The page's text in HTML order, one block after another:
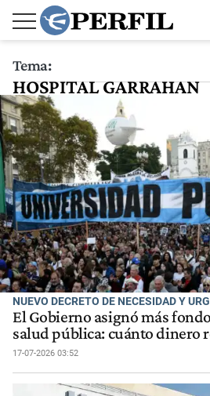
Tema:
HOSPITAL GARRAHAN
NUEVO DECRETO DE NECESIDAD Y
El Gobierno asignó más
salud pública: cuánto dinero
17-07-2026 03:52